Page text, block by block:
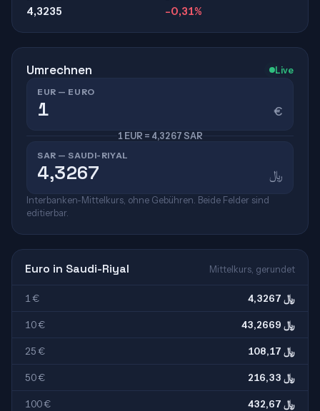
4,3235 -0,31%
Umrechnen Live
EUR — EURO
€
1 EUR = 4,3267 SAR
SAR — SAUDI-RIYAL
﷼
Interbanken-Mittelkurs, ohne Gebühren. Beide Felder sind
editierbar.
Euro in Saudi-Riyal Mittelkurs, gerundet
1 € 4,3267 ﷼
10 € 43,2669 ﷼
25 € 108,17 ﷼
50 € 216,33 ﷼
100 € 432,67 ﷼